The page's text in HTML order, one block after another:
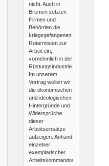
nicht. Auch in
Bremen setzten
Firmen und
Behörden die
kriegsgefangenen
Rotarmisten zur
Arbeit ein,
vornehmlich in der
Rüstungsindustrie.
Im unserem
Vortrag wollen wir
die ökonomischen
und ideologischen
Hintergründe und
Widersprüche
dieser
Arbeitseinsätze
aufzeigen. Anhand
einzelner
exemplarischer
Arbeitskommandos